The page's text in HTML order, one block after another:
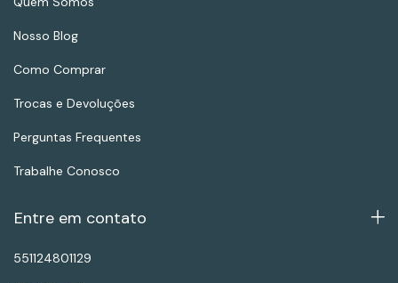
Nosso Blog
Como Comprar
Trocas e Devoluções
Perguntas Frequentes
Trabalhe Conosco
Entre em contato
551124801129